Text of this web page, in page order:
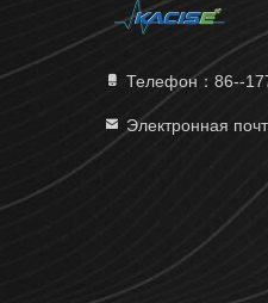
Телефон：86--
Электронная